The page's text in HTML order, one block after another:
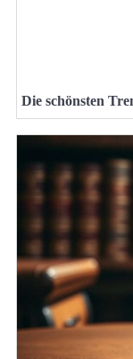
Die schönsten